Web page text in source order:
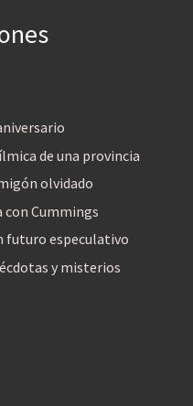
de una provincia
olvidado
con Cummings
futuro especulativo
y misterios